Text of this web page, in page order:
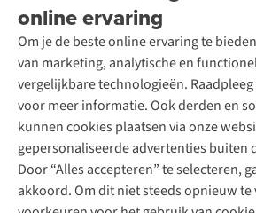
online ervaring
Om je de beste online ervaring te
van marketing, analytische en
vergelijkbare technologieën.
voor meer informatie. Ook derden en
kunnen cookies plaatsen via onze
gepersonaliseerde advertenties buiten
Door “Alles accepteren” te selecteren,
akkoord. Om dit niet steeds opnieuw te
Contact
Toegankelijkheidsverklaring
Wasservice
Schoenonderhoud
Schoenherstelling
Kledingherstelling
Retouches
Voor bedrijven
Podcast
Explore Academy
Explore Camp
Gear Check
Inspiratie & advies
Meld je aan voor de nieuwsbrief
Follow us